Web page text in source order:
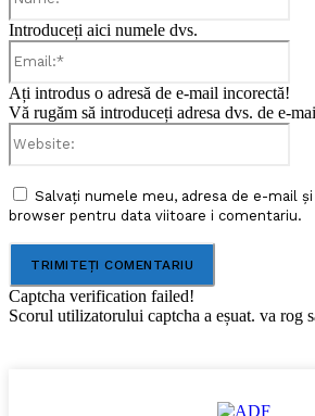
Introduceți aici numele dvs.
Ați introdus o adresă de e-mail incorectă!
Vă rugăm să introduceți adresa dvs. de e-
Salvați numele meu, adresa de e-mail
browser pentru data viitoare i comentariu.
Captcha verification failed!
Scorul utilizatorului captcha a eșuat. va rog